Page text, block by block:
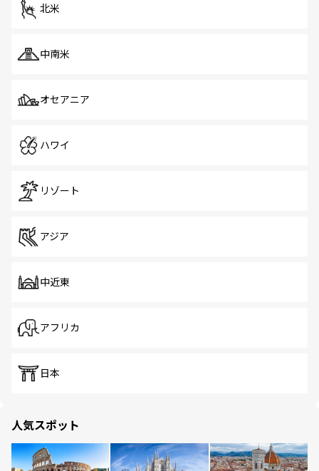
北米
中南米
オセアニア
ハワイ
リゾート
アジア
中近東
アフリカ
日本
人気スポット